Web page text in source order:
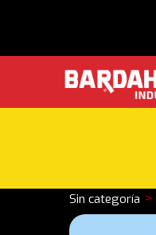
Sin categoría >